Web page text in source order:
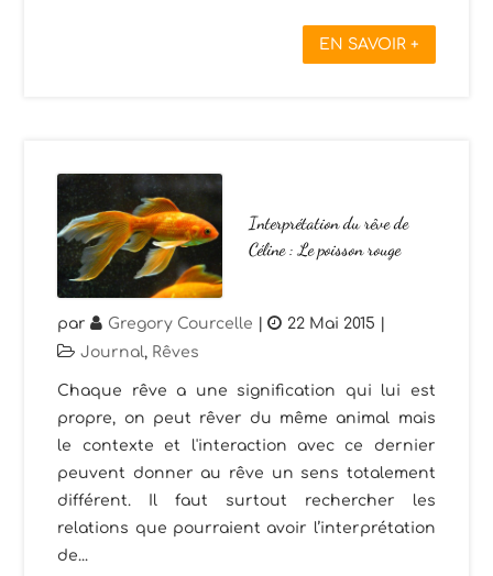
EN SAVOIR +
Interprétation du rêve de
Céline : Le poisson rouge
par Gregory Courcelle | 22 Mai 2015
Journal, Rêves
Chaque rêve a une signification qui lui est
propre, on peut rêver du même animal mais
le contexte et l'interaction avec ce dernier
peuvent donner au rêve un sens totalement
différent. Il faut surtout rechercher les
relations que pourraient avoir l’interprétation
de...